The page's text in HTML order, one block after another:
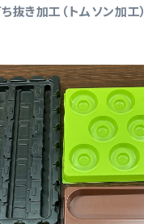
抜き加工（トムソン加工）